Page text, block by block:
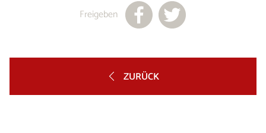
Freigeben
ZURÜCK